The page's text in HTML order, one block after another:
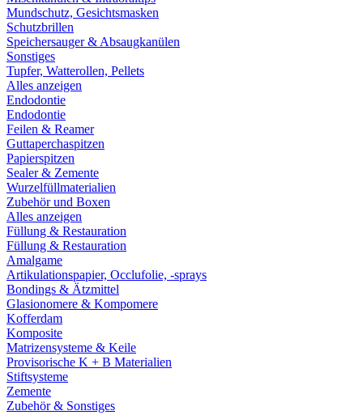
Mundschutz, Gesichtsmasken
Schutzbrillen
Speichersauger & Absaugkanülen
Sonstiges
Tupfer, Watterollen, Pellets
Alles anzeigen
Endodontie
Endodontie
Feilen & Reamer
Guttaperchaspitzen
Papierspitzen
Sealer & Zemente
Wurzelfüllmaterialien
Zubehör und Boxen
Alles anzeigen
Füllung & Restauration
Füllung & Restauration
Amalgame
Artikulationspapier, Occlufolie, -sprays
Bondings & Ätzmittel
Glasionomere & Kompomere
Kofferdam
Komposite
Matrizensysteme & Keile
Provisorische K + B Materialien
Stiftsysteme
Zemente
Zubehör & Sonstiges